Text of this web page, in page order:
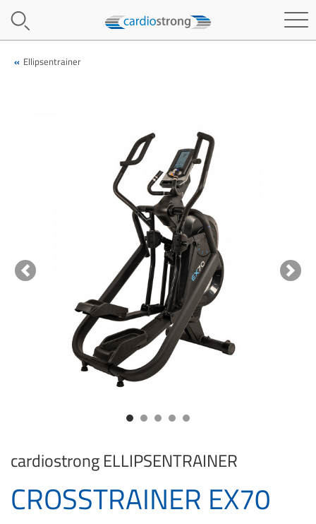
Ellipsentrainer
Previous Next
cardiostrongELLIPSENTRAINER
CROSSTRAINER EX70